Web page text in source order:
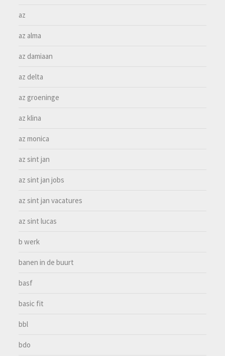
az
az alma
az damiaan
az delta
az groeninge
az klina
az monica
az sint jan
az sint jan jobs
az sint jan vacatures
az sint lucas
b werk
banen in de buurt
basf
basic fit
bbl
bdo